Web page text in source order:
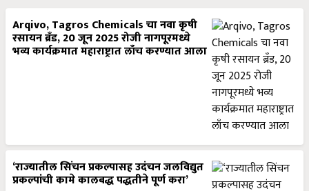
Arqivo, Tagros Chemicals चा नवा कृषी
रसायन ब्रँड, 20 जून 2025 रोजी नागपूरमध्ये
भव्य कार्यक्रमात महाराष्ट्रात लाँच करण्यात आला
‘राज्यातील सिंचन प्रकल्पासह उदंचन जलविद्युत
प्रकल्पांची कामे कालबद्ध पद्धतीने पूर्ण करा’